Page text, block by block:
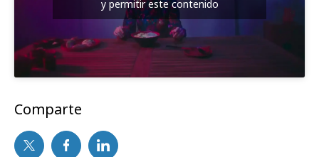
y permitir este contenido
Comparte